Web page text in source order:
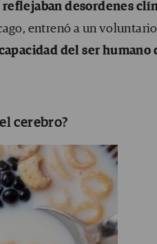
desordenes
entrenó a un
del ser humano
cerebro?